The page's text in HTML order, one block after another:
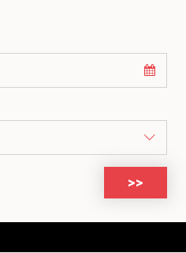
>>